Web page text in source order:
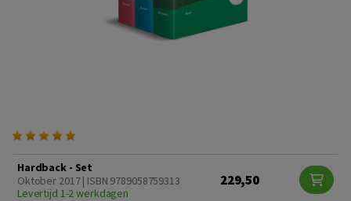
Hardback - Set
Oktober 2017 | ISBN 9789058759313
Levertijd 1-2 werkdagen
229,50